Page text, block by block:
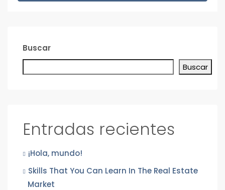
Buscar
Buscar
Entradas recientes
¡Hola, mundo!
Skills That You Can Learn In The Real Estate
Market